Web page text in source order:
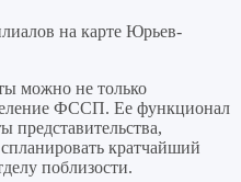
на карте Юрьев-
можно не только
ФССП. Ее функционал
представительства,
кратчайший
поблизости.